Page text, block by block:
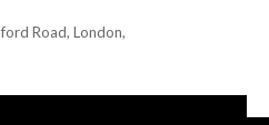
Road, London,